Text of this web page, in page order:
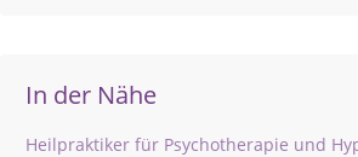
In der Nähe
Heilpraktiker für Psychotherapie und